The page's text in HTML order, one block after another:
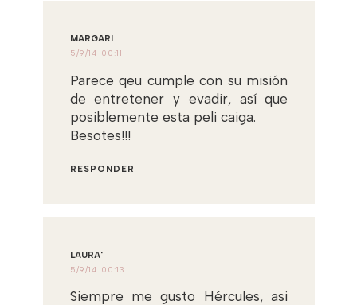
MARGARI
5/9/14 00:11
Parece qeu cumple con su misión
de entretener y evadir, así que
posiblemente esta peli caiga.
Besotes!!!
RESPONDER
LAURA'
5/9/14 00:13
Siempre me gusto Hércules, asi